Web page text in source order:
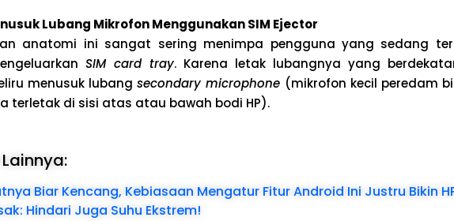
Lubang Mikrofon Menggunakan SIM Ejector
anatomi ini sangat sering menimpa pengguna yang sedang
SIM card tray. Karena letak lubangnya yang
menusuk lubangsecondary microphone (mikrofon kecil peredam
terletak di sisi atas atau bawah bodi HP).
Biar Kencang, Kebiasaan Mengatur Fitur Android Ini Justru Bikin
Hindari Juga Suhu Ekstrem!